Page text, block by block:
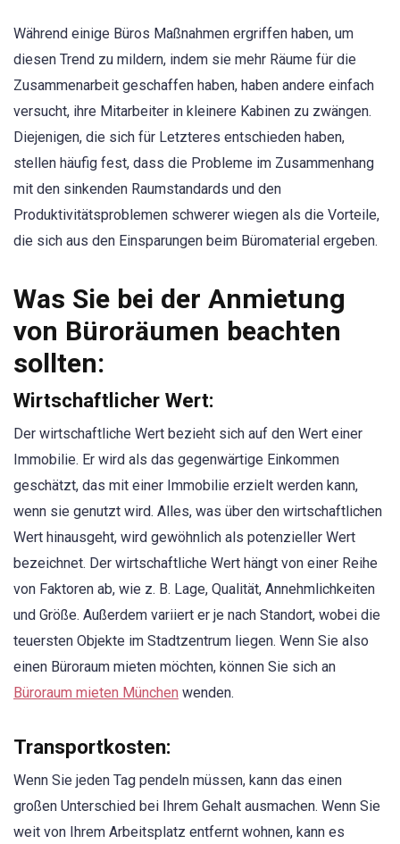
Während einige Büros Maßnahmen ergriffen haben, um
diesen Trend zu mildern, indem sie mehr Räume für die
Zusammenarbeit geschaffen haben, haben andere einfach
versucht, ihre Mitarbeiter in kleinere Kabinen zu zwängen.
Diejenigen, die sich für Letzteres entschieden haben,
stellen häufig fest, dass die Probleme im Zusammenhang
mit den sinkenden Raumstandards und den
Produktivitätsproblemen schwerer wiegen als die Vorteile,
die sich aus den Einsparungen beim Büromaterial ergeben.
Was Sie bei der Anmietung
von Büroräumen beachten
sollten:
Wirtschaftlicher Wert:
Der wirtschaftliche Wert bezieht sich auf den Wert einer
Immobilie. Er wird als das gegenwärtige Einkommen
geschätzt, das mit einer Immobilie erzielt werden kann,
wenn sie genutzt wird. Alles, was über den wirtschaftlichen
Wert hinausgeht, wird gewöhnlich als potenzieller Wert
bezeichnet. Der wirtschaftliche Wert hängt von einer Reihe
von Faktoren ab, wie z. B. Lage, Qualität, Annehmlichkeiten
und Größe. Außerdem variiert er je nach Standort, wobei die
teuersten Objekte im Stadtzentrum liegen. Wenn Sie also
einen Büroraum mieten möchten, können Sie sich an
Büroraum mieten München wenden.
Transportkosten:
Wenn Sie jeden Tag pendeln müssen, kann das einen
großen Unterschied bei Ihrem Gehalt ausmachen. Wenn Sie
weit von Ihrem Arbeitsplatz entfernt wohnen, kann es